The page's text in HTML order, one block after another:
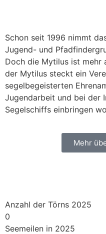
Schon seit 1996 nimmt
Jugend- und
Doch die Mytilus ist mehr
der Mytilus steckt ein
segelbegeisterten
Jugendarbeit und bei der
Segelschiffs einbringen
Mehr
Anzahl der Törns 2025
0
Seemeilen in 2025